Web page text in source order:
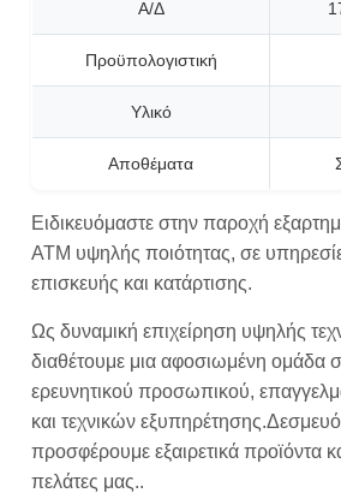
Α/Δ
Προϋπολογιστική
Υλικό
Αποθέματα
Ειδικευόμαστε στην παροχή
ΑΤΜ υψηλής ποιότητας, σε
επισκευής και κατάρτισης.
Ως δυναμική επιχείρηση υψηλής
διαθέτουμε μια αφοσιωμένη ομάδα
ερευνητικού προσωπικού,
και τεχνικών
προσφέρουμε εξαιρετικά προϊόντα
πελάτες μας..